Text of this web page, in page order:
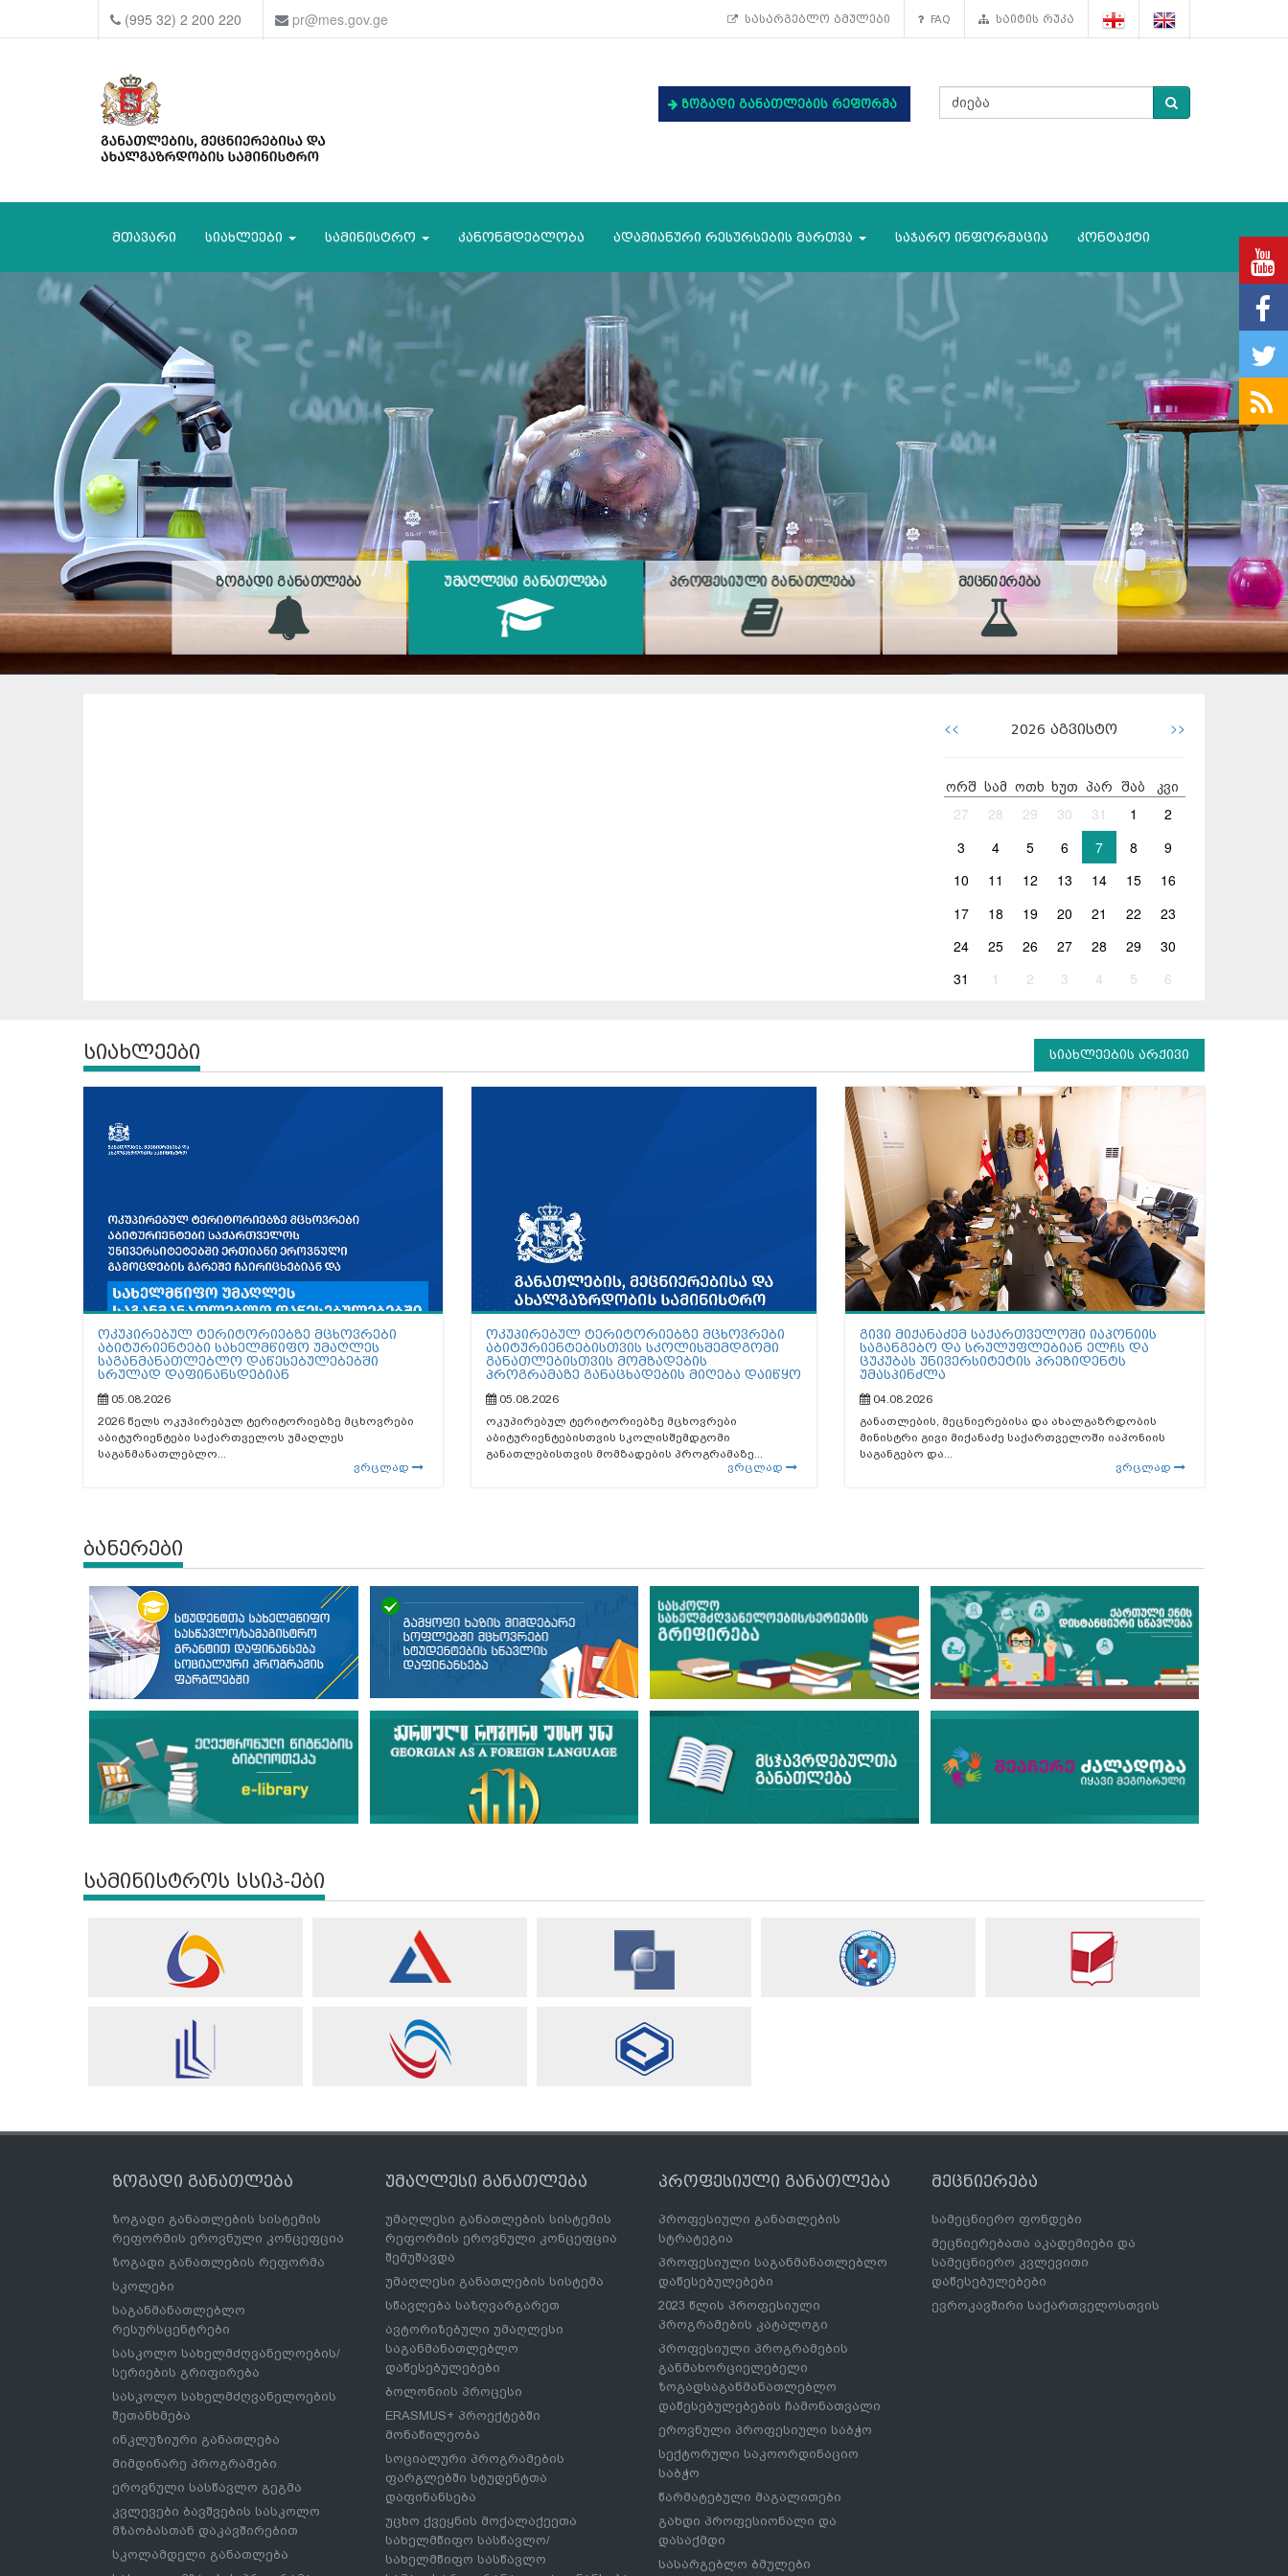
(995 32) 2 200 220 pr@mes.gov.ge სასარგებლო ბმულები FAQ საიტის რუკა
ზოგადი განათლების რეფორმა
მთავარი სიახლეები სამინისტრო კანონმდებლობა ადამიანური რესურსების მართვა საჯარო ინფორმაცია კონტაქტი
ᲖᲝᲒᲐᲓᲘ ᲒᲐᲜᲐᲗᲚᲔᲑᲐ ᲣᲛᲐᲦᲚᲔᲡᲘ ᲒᲐᲜᲐᲗᲚᲔᲑᲐ ᲞᲠᲝᲤᲔᲡᲘᲣᲚᲘ ᲒᲐᲜᲐᲗᲚᲔᲑᲐ ᲛᲔᲪᲜᲘᲔᲠᲔᲑᲐ
<< 2026 აგვისტო >>
ორშ სამ ოთხ ხუთ პარ შაბ კვი
27 28 29 30 31 1
2
3
4 5 6 7 8
9
10
11 12 13 14 15
16
17
18 19 20 21 22
23
24
25 26 27 28 29
30
31
1 2 3 4 5 6
სიახლეები სიახლეების არქივი
ოკუპირებულ ტერიტორიებზე მცხოვრები
აბიტურიენტები სახელმწიფო უმაღლეს
საგანმანათლებლო დაწესებულებებში
სრულად დაფინანსდებიან
05.08.2026
2026 წელს ოკუპირებულ ტერიტორიებზე მცხოვრები
აბიტურიენტები საქართველოს უმაღლეს
საგანმანათლებლო...
ვრცლად
ოკუპირებულ ტერიტორიებზე მცხოვრები
აბიტურიენტებისთვის სკოლისშემდგომი
განათლებისთვის მომზადების
პროგრამაზე განაცხადების მიღება დაიწყო
05.08.2026
ოკუპირებულ ტერიტორიებზე მცხოვრები
აბიტურიენტებისთვის სკოლისშემდგომი
განათლებისთვის მომზადების პროგრამაზე...
ვრცლად
გივი მიქანაძემ საქართველოში იაპონიის
საგანგებო და სრულუფლებიან ელჩს და
ცუკუბას უნივერსიტეტის პრეზიდენტს
უმასპინძლა
04.08.2026
განათლების, მეცნიერებისა და ახალგაზრდობის
მინისტრი გივი მიქანაძე საქართველოში იაპონიის
საგანგებო და...
ვრცლად
ბანერები
სამინისტროს სსიპ-ები
ზოგადი განათლება
ზოგადი განათლების სისტემის
რეფორმის ეროვნული კონცეფცია
ზოგადი განათლების რეფორმა
სკოლები
საგანმანათლებლო
რესურსცენტრები
სასკოლო სახელმძღვანელოების/
სერიების გრიფირება
სასკოლო სახელმძღვანელოების
შეთანხმება
ინკლუზიური განათლება
მიმდინარე პროგრამები
ეროვნული სასწავლო გეგმა
კვლევები ბავშვების სასკოლო
მზაობასთან დაკავშირებით
სკოლამდელი განათლება
უმაღლესი განათლება
უმაღლესი განათლების სისტემის
რეფორმის ეროვნული კონცეფცია
შემუშავდა
უმაღლესი განათლების სისტემა
სწავლება საზღვარგარეთ
ავტორიზებული უმაღლესი
საგანმანათლებლო
დაწესებულებები
ბოლონიის პროცესი
ERASMUS+ პროექტებში
მონაწილეობა
სოციალური პროგრამების
ფარგლებში სტუდენტთა
დაფინანსება
უცხო ქვეყნის მოქალაქეეთა
სახელმწიფო სასწავლო/
სახელმწიფო სასწავლო
პროფესიული განათლება
პროფესიული განათლების
სტრატეგია
პროფესიული საგანმანათლებლო
დაწესებულებები
2023 წლის პროფესიული
პროგრამების კატალოგი
პროფესიული პროგრამების
განმახორციელებელი
ზოგადსაგანმანათლებლო
დაწესებულებების ჩამონათვალი
ეროვნული პროფესიული საბჭო
სექტორული საკოორდინაციო
საბჭო
წარმატებული მაგალითები
გახდი პროფესიონალი და
დასაქმდი
სასარგებლო ბმულები
მეცნიერება
სამეცნიერო ფონდები
მეცნიერებათა აკადემიები და
სამეცნიერო კვლევითი
დაწესებულებები
ევროკავშირი საქართველოსთვის